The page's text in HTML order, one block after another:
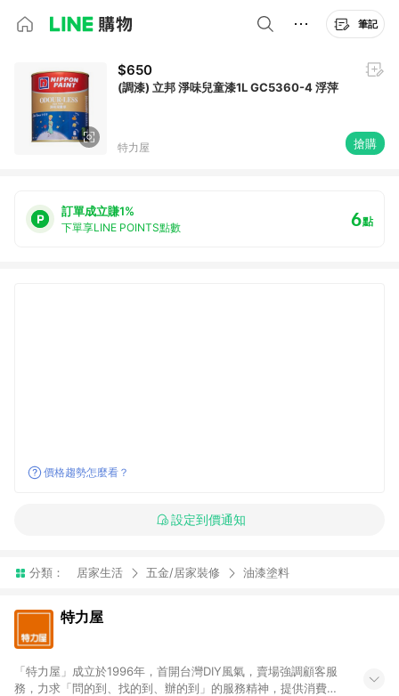
筆記
$650
(調漆) 立邦 淨味兒童漆1L GC5360-4 浮萍
特力屋 搶購
訂單成立賺1%
下單享LINE POINTS點數 6點
價格趨勢怎麼看？
設定到價通知
分類： 居家生活 五金/居家裝修 油漆塗料
特力屋
「特力屋」成立於1996年，首開台灣DIY風氣，賣場強調顧客服
務，力求「問的到、找的到、辦的到」的服務精神，提供消費者